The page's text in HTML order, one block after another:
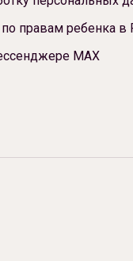
правам ребенка в
МАХ